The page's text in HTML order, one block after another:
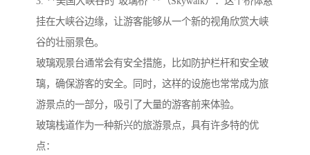
挂在大峡谷边缘，让游客能够从一个新的视角欣赏大峡
谷的壮丽景色。
玻璃观景台通常会有安全措施，比如防护栏杆和安全玻
璃，确保游客的安全。同时，这样的设施也常常成为旅
游景点的一部分，吸引了大量的游客前来体验。
玻璃栈道作为一种新兴的旅游景点，具有许多特的优
点：